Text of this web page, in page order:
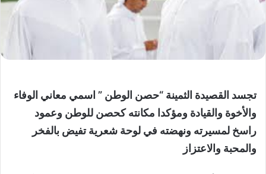
و
ي
ا
تجسد القصيدة الثمينة “حصن الوطن ” اسمي معاني الوفاء
والأخوة والقيادة ومؤكدا مكانته كحصن للوطن وعمود
راسخ لمسيرته ونهضته في لوحة شعرية تفيض بالفخر
والمحبة والاعتزاز